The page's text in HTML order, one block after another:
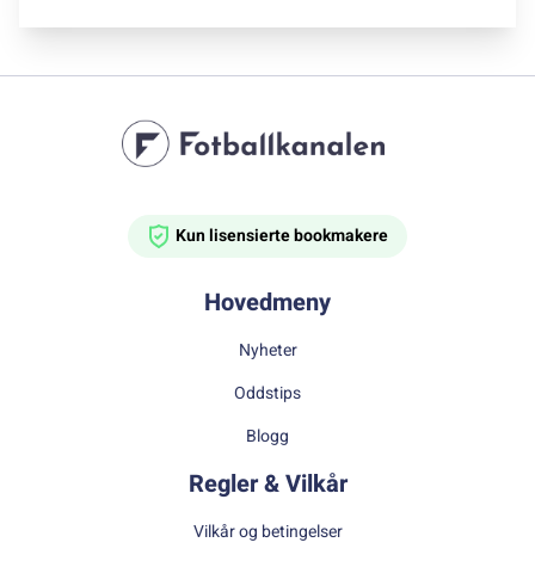
Kun lisensierte bookmakere
Hovedmeny
Nyheter
Oddstips
Blogg
Regler & Vilkår
Vilkår og betingelser